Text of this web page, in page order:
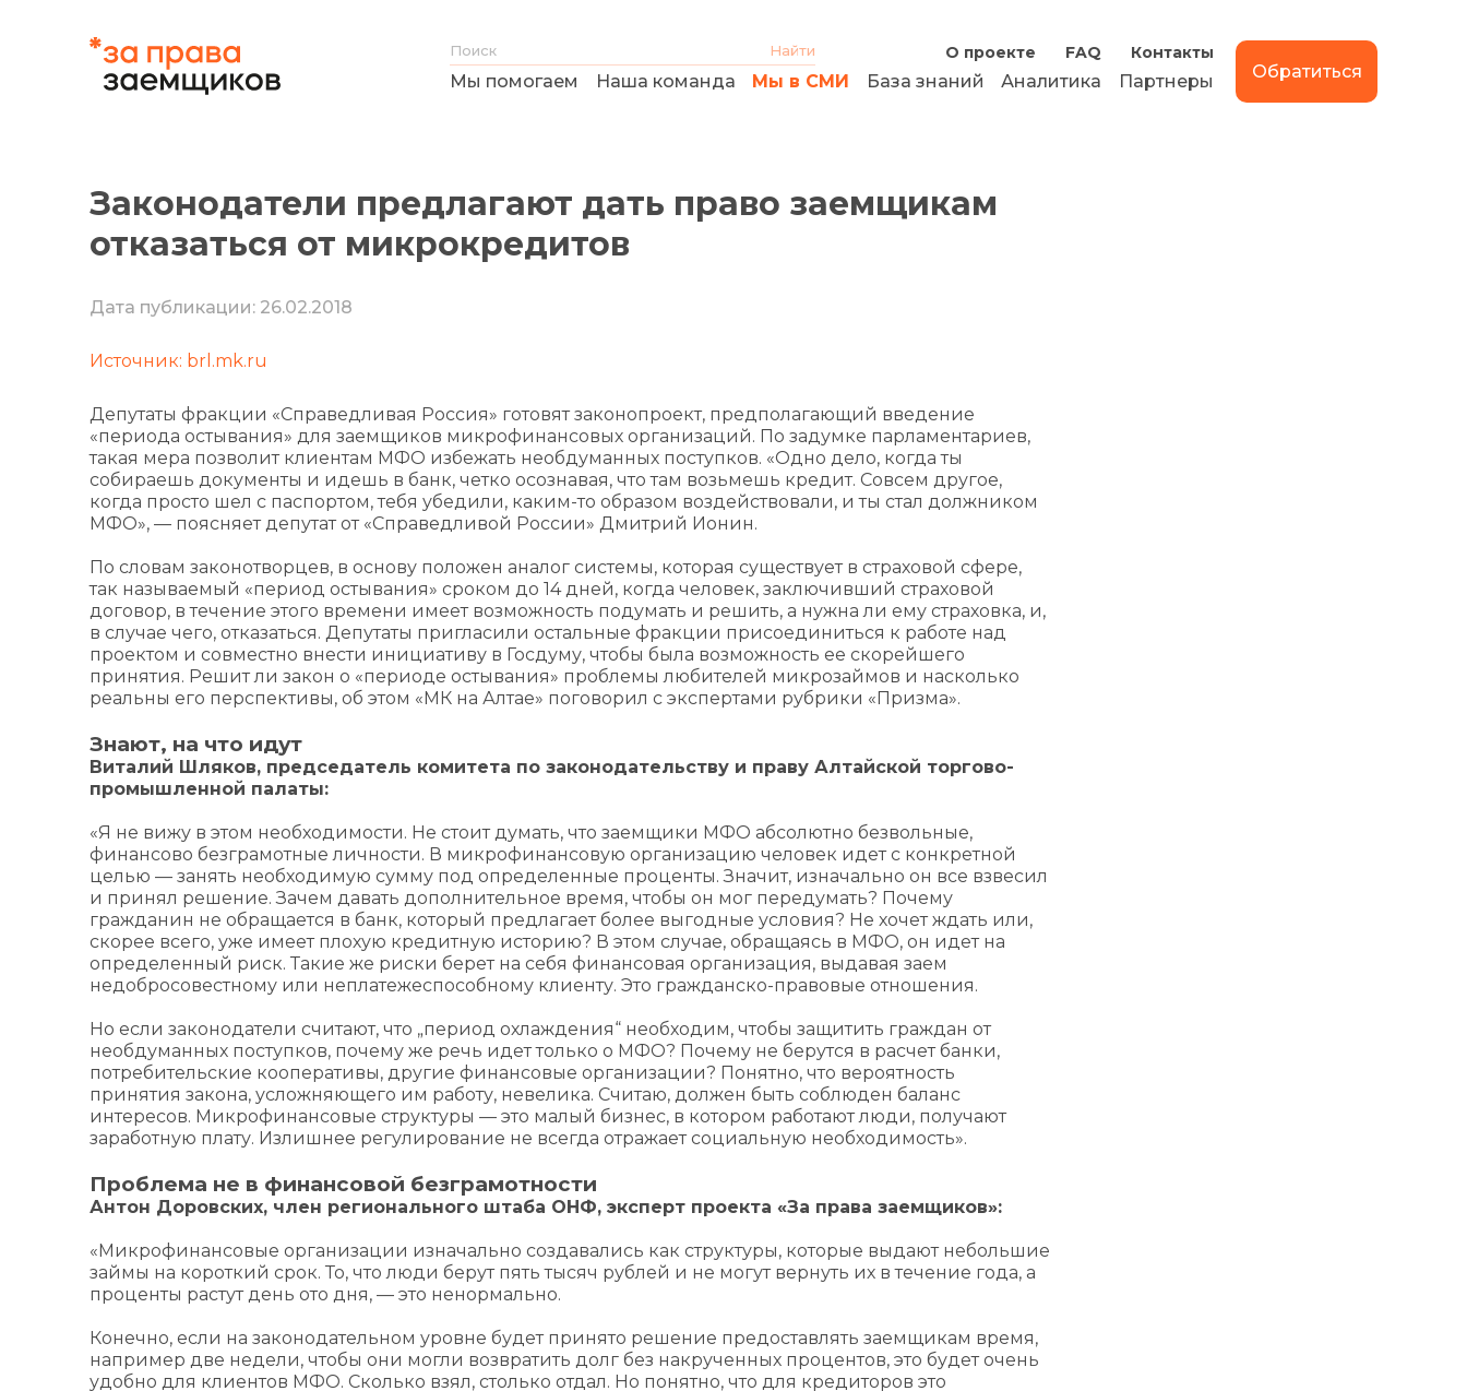
О проекте FAQ Контакты
Мы помогаем Наша команда Мы в СМИ База знаний Аналитика Партнеры Обратиться
Законодатели предлагают дать право заемщикам
отказаться от микрокредитов
Дата публикации: 26.02.2018
Источник: brl.mk.ru
Депутаты фракции «Справедливая Россия» готовят законопроект, предполагающий введение
«периода остывания» для заемщиков микрофинансовых организаций. По задумке парламентариев,
такая мера позволит клиентам МФО избежать необдуманных поступков. «Одно дело, когда ты
собираешь документы и идешь в банк, четко осознавая, что там возьмешь кредит. Совсем другое,
когда просто шел с паспортом, тебя убедили, каким-то образом воздействовали, и ты стал должником
МФО», — поясняет депутат от «Справедливой России» Дмитрий Ионин.
По словам законотворцев, в основу положен аналог системы, которая существует в страховой сфере,
так называемый «период остывания» сроком до 14 дней, когда человек, заключивший страховой
договор, в течение этого времени имеет возможность подумать и решить, а нужна ли ему страховка, и,
в случае чего, отказаться. Депутаты пригласили остальные фракции присоединиться к работе над
проектом и совместно внести инициативу в Госдуму, чтобы была возможность ее скорейшего
принятия. Решит ли закон о «периоде остывания» проблемы любителей микрозаймов и насколько
реальны его перспективы, об этом «МК на Алтае» поговорил с экспертами рубрики «Призма».
Знают, на что идут
Виталий Шляков, председатель комитета по законодательству и праву Алтайской торгово-
промышленной палаты:
«Я не вижу в этом необходимости. Не стоит думать, что заемщики МФО абсолютно безвольные,
финансово безграмотные личности. В микрофинансовую организацию человек идет с конкретной
целью — занять необходимую сумму под определенные проценты. Значит, изначально он все взвесил
и принял решение. Зачем давать дополнительное время, чтобы он мог передумать? Почему
гражданин не обращается в банк, который предлагает более выгодные условия? Не хочет ждать или,
скорее всего, уже имеет плохую кредитную историю? В этом случае, обращаясь в МФО, он идет на
определенный риск. Такие же риски берет на себя финансовая организация, выдавая заем
недобросовестному или неплатежеспособному клиенту. Это гражданско-правовые отношения.
Но если законодатели считают, что „период охлаждения“ необходим, чтобы защитить граждан от
необдуманных поступков, почему же речь идет только о МФО? Почему не берутся в расчет банки,
потребительские кооперативы, другие финансовые организации? Понятно, что вероятность
принятия закона, усложняющего им работу, невелика. Считаю, должен быть соблюден баланс
интересов. Микрофинансовые структуры — это малый бизнес, в котором работают люди, получают
заработную плату. Излишнее регулирование не всегда отражает социальную необходимость».
Проблема не в финансовой безграмотности
Антон Доровских, член регионального штаба ОНФ, эксперт проекта «За права заемщиков»:
«Микрофинансовые организации изначально создавались как структуры, которые выдают небольшие
займы на короткий срок. То, что люди берут пять тысяч рублей и не могут вернуть их в течение года, а
проценты растут день ото дня, — это ненормально.
Конечно, если на законодательном уровне будет принято решение предоставлять заемщикам время,
например две недели, чтобы они могли возвратить долг без накрученных процентов, это будет очень
удобно для клиентов МФО. Сколько взял, столько отдал. Но понятно, что для кредиторов это